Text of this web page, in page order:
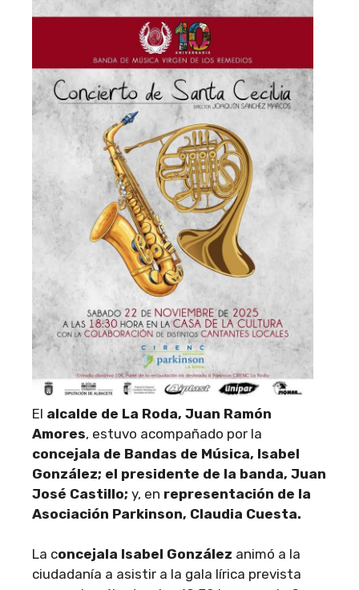
El alcalde de La Roda, Juan Ramón
Amores, estuvo acompañado por la
concejala de Bandas de Música, Isabel
González; el presidente de la banda, Juan
José Castillo; y, en representación de la
Asociación Parkinson, Claudia Cuesta.
La concejala Isabel González animó a la
ciudadanía a asistir a la gala lírica prevista